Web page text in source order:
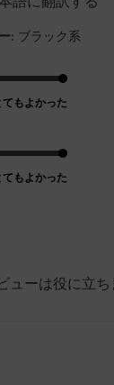
: ブラック系
てもよかった
てもよかった
ューは役に立ち